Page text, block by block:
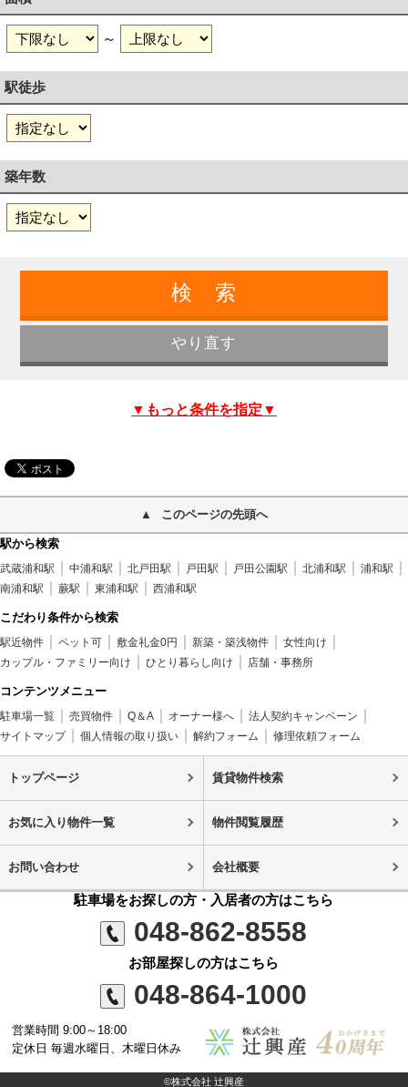
～
駅徒歩
築年数
▼もっと条件を指定▼
このページの先頭へ
駅から検索
武蔵浦和駅 中浦和駅 北戸田駅 戸田駅 戸田公園駅 北浦和駅
浦和駅
南浦和駅
蕨駅 東浦和駅 西浦和駅
こだわり条件から検索
駅近物件 ペット可 敷金礼金0円 新築・築浅物件
女性向け
カップル・ファミリー向け
ひとり暮らし向け 店舗・事務所
コンテンツメニュー
駐車場一覧 売買物件 Q＆A オーナー様へ
法人契約キャンペーン
サイトマップ
個人情報の取り扱い 解約フォーム 修理依頼フォーム
トップページ 賃貸物件検索
お気に入り物件一覧 物件閲覧履歴
お問い合わせ 会社概要
駐車場をお探しの方・入居者の方はこちら
048-862-8558
お部屋探しの方はこちら
048-864-1000
営業時間 9:00～18:00
定休日 毎週水曜日、木曜日休み
©株式会社 辻興産